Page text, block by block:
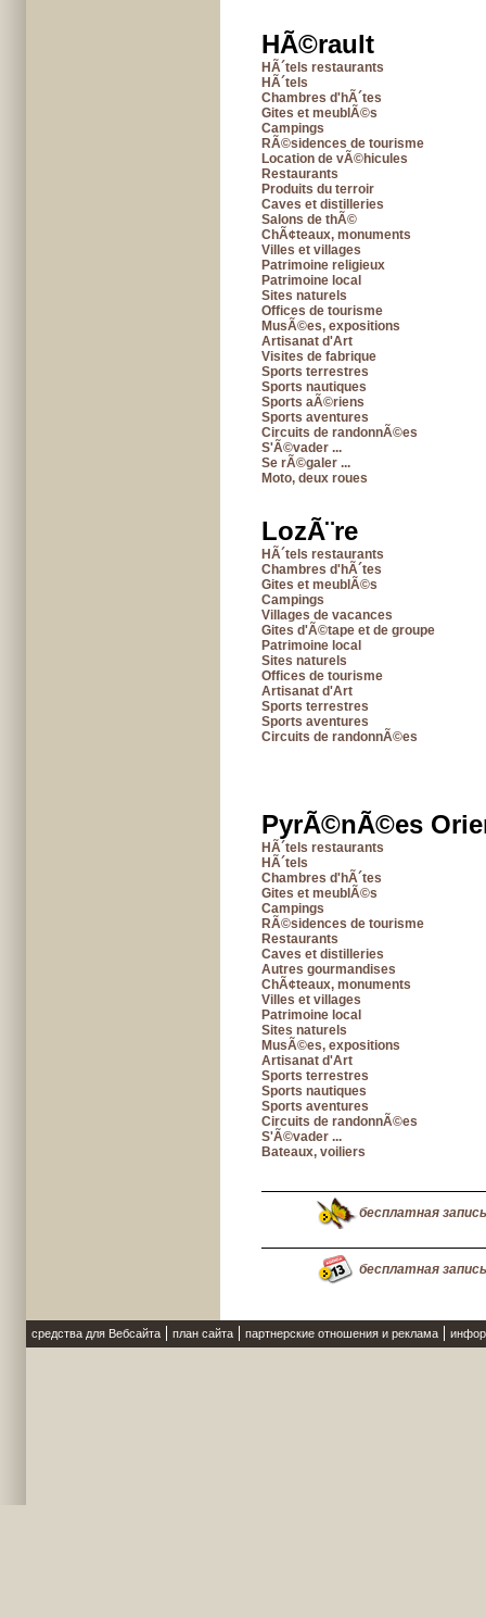
HÃ©rault
HÃ´tels restaurants
HÃ´tels
Chambres d'hÃ´tes
Gites et meublÃ©s
Campings
RÃ©sidences de tourisme
Location de vÃ©hicules
Restaurants
Produits du terroir
Caves et distilleries
Salons de thÃ©
ChÃ¢teaux, monuments
Villes et villages
Patrimoine religieux
Patrimoine local
Sites naturels
Offices de tourisme
MusÃ©es, expositions
Artisanat d'Art
Visites de fabrique
Sports terrestres
Sports nautiques
Sports aÃ©riens
Sports aventures
Circuits de randonnÃ©es
S'Ã©vader ...
Se rÃ©galer ...
Moto, deux roues
LozÃ¨re
HÃ´tels restaurants
Chambres d'hÃ´tes
Gites et meublÃ©s
Campings
Villages de vacances
Gites d'Ã©tape et de groupe
Patrimoine local
Sites naturels
Offices de tourisme
Artisanat d'Art
Sports terrestres
Sports aventures
Circuits de randonnÃ©es
PyrÃ©nÃ©es
HÃ´tels restaurants
HÃ´tels
Chambres d'hÃ´tes
Gites et meublÃ©s
Campings
RÃ©sidences de tourisme
Restaurants
Caves et distilleries
Autres gourmandises
ChÃ¢teaux, monuments
Villes et villages
Patrimoine local
Sites naturels
MusÃ©es, expositions
Artisanat d'Art
Sports terrestres
Sports nautiques
Sports aventures
Circuits de randonnÃ©es
S'Ã©vader ...
Bateaux, voiliers
бесплатная
бесплатная
средства для Вебсайта план сайта партнерские отношения и реклама